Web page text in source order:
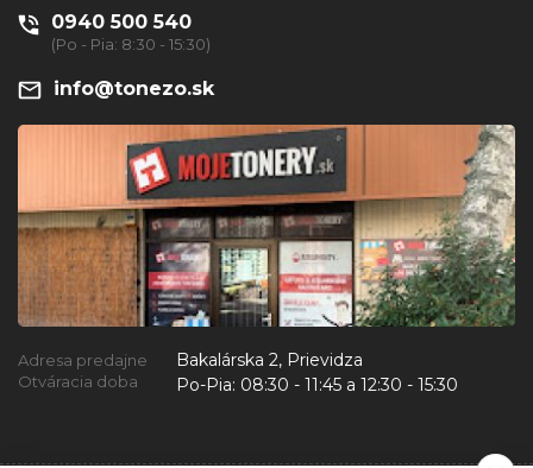
0940 500 540
(Po - Pia: 8:30 - 15:30)
info@tonezo.sk
Adresa predajne Bakalárska 2, Prievidza
Otváracia doba Po-Pia: 08:30 - 11:45 a 12:30 - 15:30